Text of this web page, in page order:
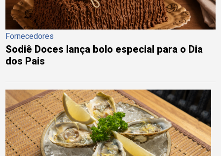
Fornecedores
Sodiê Doces lança bolo especial para o Dia
dos Pais